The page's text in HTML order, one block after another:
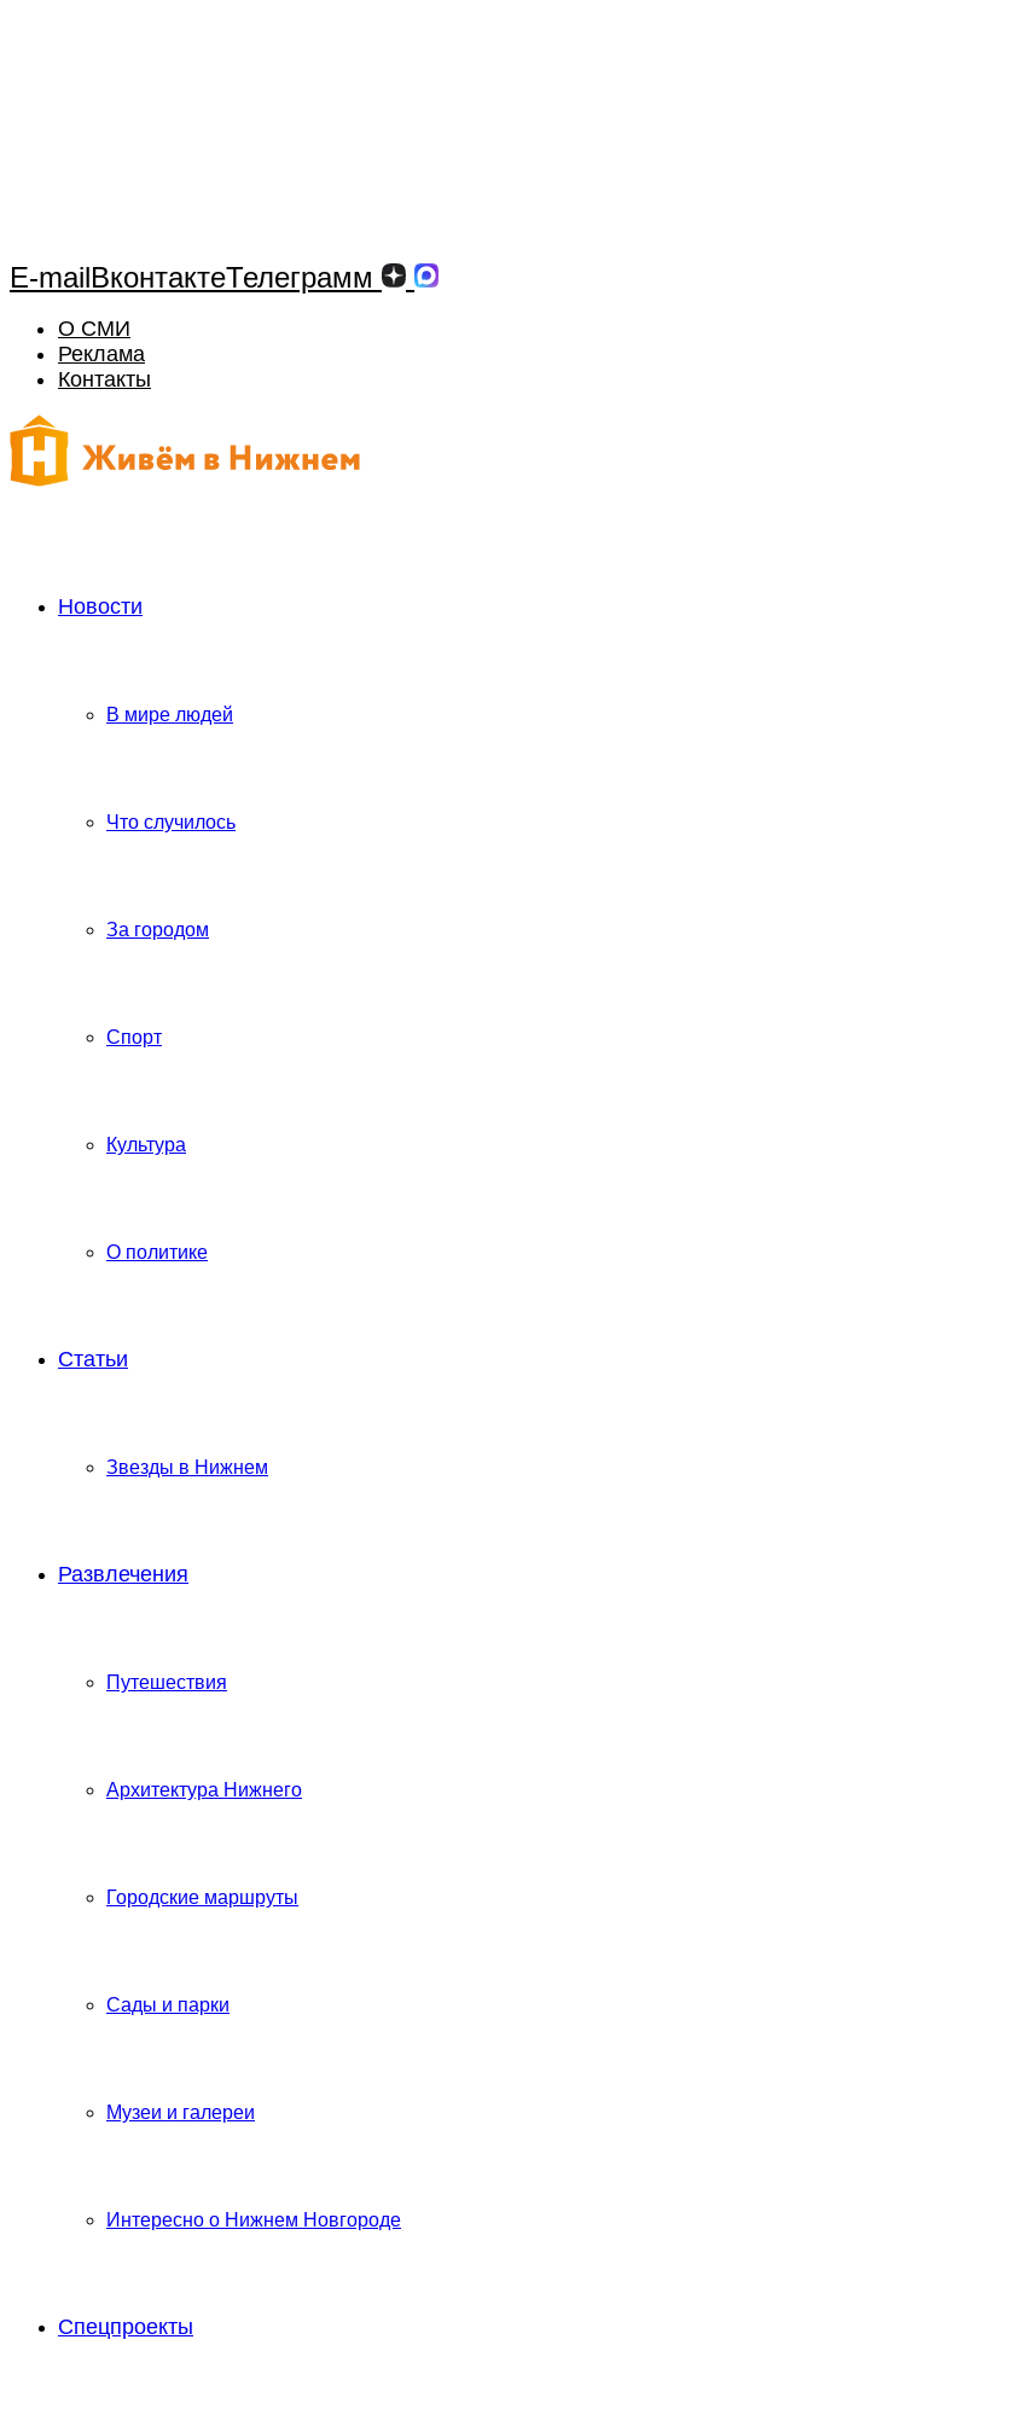
E-mailВконтактеТелеграмм
О СМИ
Реклама
Контакты
Новости
В мире людей
Что случилось
За городом
Спорт
Культура
О политике
Статьи
Звезды в Нижнем
Развлечения
Путешествия
Архитектура Нижнего
Городские маршруты
Сады и парки
Музеи и галереи
Интересно о Нижнем Новгороде
Спецпроекты